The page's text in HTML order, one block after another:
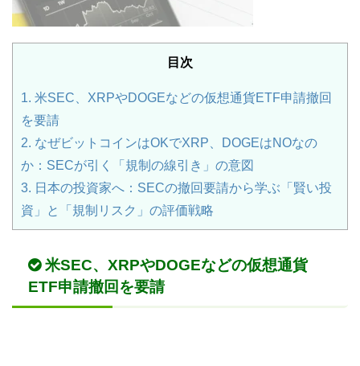
目次
1. 米SEC、XRPやDOGEなどの仮想通貨ETF申請撤回
を要請
2. なぜビットコインはOKでXRP、DOGEはNOなの
か：SECが引く「規制の線引き」の意図
3. 日本の投資家へ：SECの撤回要請から学ぶ「賢い投
資」と「規制リスク」の評価戦略
米SEC、XRPやDOGEなどの仮想通貨
ETF申請撤回を要請